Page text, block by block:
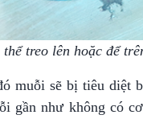
treo lên hoặc để
muỗi sẽ bị tiêu
gần như không có